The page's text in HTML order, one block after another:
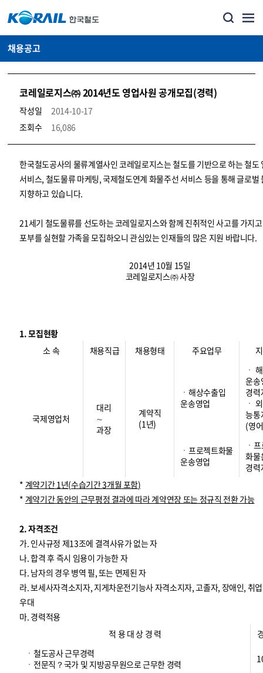
채용공고
코레일로지스㈜ 2014년도 영업사원 공개모집(경력)
작성일
2014-10-17
조회수
16,086
코레일소개_경영공시_채용공고 상세보기 – 내용, 파일, 담당자 연락처로 구성
한국철도공사의 물류계열사인 코레일로지스는 철도를 기반으로 하는 철도
서비스, 철도물류 마케팅, 국제철도연계 화물주선 서비스 등을 통해 글로벌
지향하고 있습니다.
21세기 철도물류를 선도하는 코레일로지스와 함께 진취적인 사고를 가지
포부를 실현할 가족을 모집하오니 관심있는 인재들의 많은 지원 바랍니다.
2014년 10월 15일
코레일로지스㈜ 사장
1. 모집현황
소 속
채용직급 채용형태 주요업무
국제영업처
대리
∼
과장
계약직
(1년)
ㆍ해상수출입
운송영업
ㆍ
운송
경력
ㆍ
능통
(영
ㆍ프로젝트화물
운송영업
ㆍ
화물
경력
* 계약기간1년(수습기간3개월 포함)
* 계약기간 동안의 근무평정 결과에 따라 계약연장 또는 정규직 전환 가능
2. 자격조건
가. 인사규정 제13조에 결격사유가 없는 자
나. 합격 후 즉시 임용이 가능한 자
다. 남자의 경우 병역 필, 또는 면제된 자
라. 보세사자격소지자, 지게차운전기능사 자격소지자, 고졸자, 장애인, 취
우대
마. 경력적용
적 용 대 상 경 력
ㆍ철도공사 근무경력
ㆍ전문직？국가 및 지방공무원으로 근무한 경력